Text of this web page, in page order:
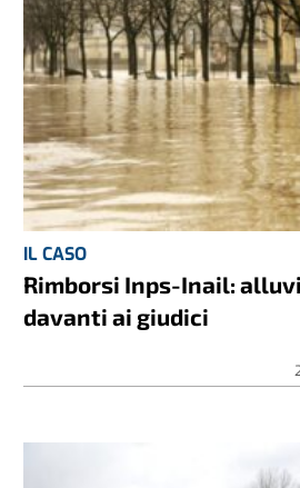
IL CASO
Rimborsi Inps-Inail:
davanti ai giudici